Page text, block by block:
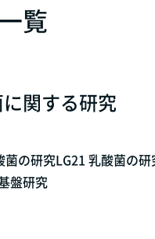
覧
関する研究
菌の研究LG21 乳酸菌の研
盤研究